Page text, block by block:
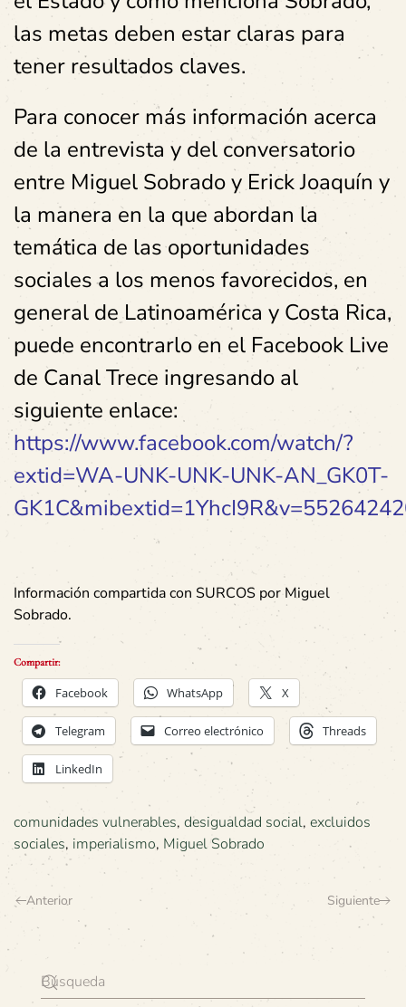
las metas deben estar claras para
tener resultados claves.
Para conocer más información acerca
de la entrevista y del conversatorio
entre Miguel Sobrado y Erick Joaquín y
la manera en la que abordan la
temática de las oportunidades
sociales a los menos favorecidos, en
general de Latinoamérica y Costa Rica,
puede encontrarlo en el Facebook Live
de Canal Trece ingresando al
siguiente enlace:
https://www.facebook.com/watch/?
extid=WA-UNK-UNK-UNK-AN_GK0T-
Información compartida con SURCOS por Miguel
Sobrado.
Compartir:
Facebook WhatsApp X
Telegram Correo electrónico Threads
LinkedIn
comunidades vulnerables, desigualdad social, excluidos
sociales, imperialismo, Miguel Sobrado
Anterior Siguiente